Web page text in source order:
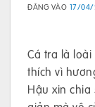
ĐĂNG VÀO 17/04/
Cá tra là
thích vì
Hậu xin